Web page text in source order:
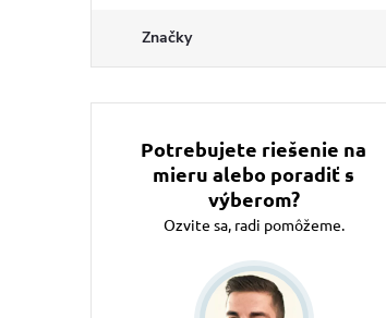
Značky
Potrebujete riešenie na
mieru alebo poradiť s
výberom?
Ozvite sa, radi pomôžeme.